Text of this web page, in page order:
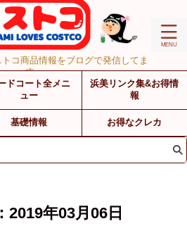
コ商品情報をブログで発信してま
す
ドコート全メニ
ュー
浜美リンク集&お得情
報
基礎情報 お得なクレカ
2019年03月06日